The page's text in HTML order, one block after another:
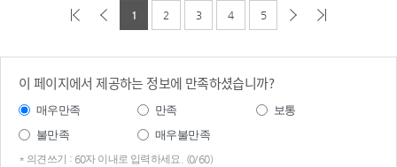
1 2 3 4 5
이 페이지에서 제공하는 정보에 만족하셨습니까?
매우만족 만족
보통
불만족
매우불만족
* 의견쓰기 : 60자 이내로 입력하세요. (0/60)